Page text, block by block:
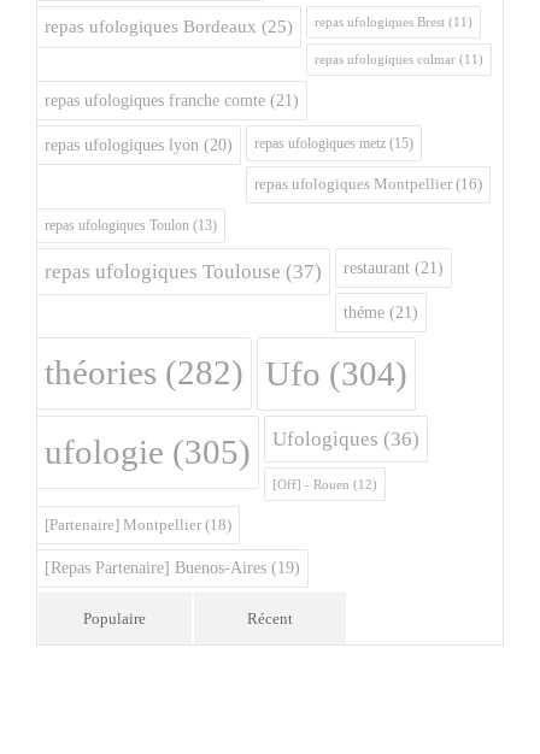
repas ufologiques Bordeaux (25) repas ufologiques Brest (11)
repas ufologiques colmar (11)
repas ufologiques franche comte (21)
repas ufologiques lyon (20) repas ufologiques metz (15)
repas ufologiques Montpellier (16)
repas ufologiques Toulon (13)
repas ufologiques Toulouse (37) restaurant (21)
théme (21)
théories (282) Ufo (304)
ufologie (305) Ufologiques (36)
[Off] - Rouen (12)
[Partenaire] Montpellier (18)
[Repas Partenaire] Buenos-Aires (19)
Populaire Récent